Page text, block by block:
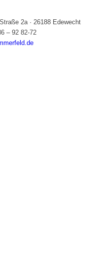
2a · 26188 Edewecht
– 92 82-72